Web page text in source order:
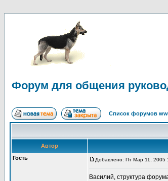
Форум для общения
Список форумов
Автор
Гость
Добавлено: Пт Мар 11, 2005
Василий, структура